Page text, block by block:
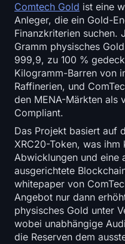
Comtech Gold ist eine
Anleger, die ein Gold-
Finanzkriterien suchen.
Gramm physisches
999,9, zu 100 %
Kilogramm-Barren von
Raffinerien, und
den MENA-Märkten als
Compliant.
Das Projekt basiert auf
XRC20-Token, was ihm
Abwicklungen und eine
ausgerichtete
whitepaper von
Angebot nur dann
physisches Gold unter
wobei unabhängige
die Reserven dem